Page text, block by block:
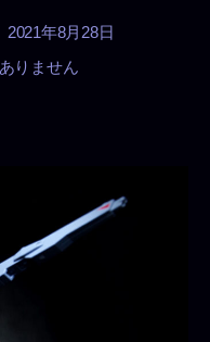
2021年8月28日
りません